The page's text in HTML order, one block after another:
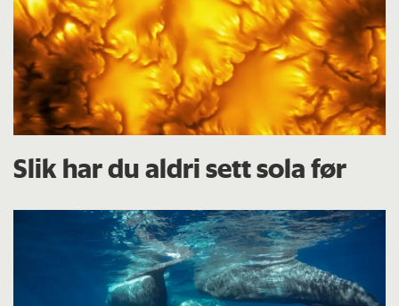
Slik har du aldri sett sola før